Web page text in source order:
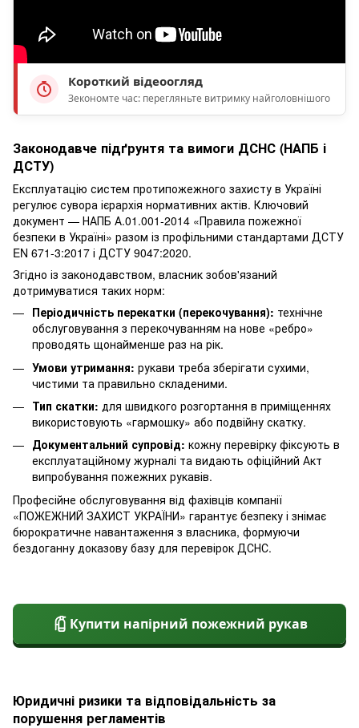
Короткий відеоогляд
Зекономте час: перегляньте витримку найголовнішого
Законодавче підґрунтя та вимоги ДСНС (НАПБ і
ДСТУ)
Експлуатацію систем протипожежного захисту в Україні
регулює сувора ієрархія нормативних актів. Ключовий
документ — НАПБ А.01.001-2014 «Правила пожежної
безпеки в Україні» разом із профільними стандартами ДСТУ
EN 671-3:2017 і ДСТУ 9047:2020.
Згідно із законодавством, власник зобов'язаний
дотримуватися таких норм:
Періодичність перекатки (перекочування): технічне
обслуговування з перекочуванням на нове «ребро»
проводять щонайменше раз на рік.
Умови утримання: рукави треба зберігати сухими,
чистими та правильно складеними.
Тип скатки: для швидкого розгортання в приміщеннях
використовують «гармошку» або подвійну скатку.
Документальний супровід: кожну перевірку фіксують в
експлуатаційному журналі та видають офіційний Акт
випробування пожежних рукавів.
Професійне обслуговування від фахівців компанії
«ПОЖЕЖНИЙ ЗАХИСТ УКРАЇНИ» гарантує безпеку і знімає
бюрократичне навантаження з власника, формуючи
бездоганну доказову базу для перевірок ДСНС.
Купити напірний пожежний рукав
Юридичні ризики та відповідальність за
порушення регламентів